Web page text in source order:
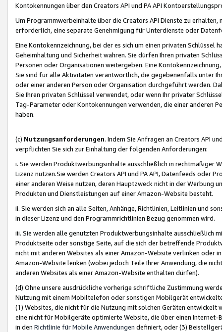
Kontokennungen über den Creators API und PA API
Um Programmwerbeinhalte über die Creators API Dienste zu
erforderlich, eine separate Genehmigung für Unterdienste oder
Eine Kontokennzeichnung, bei der es sich um einen privaten
Geheimhaltung und Sicherheit wahren. Sie dürfen Ihren privaten
Personen oder Organisationen weitergeben. Eine
Sie sind für alle Aktivitäten verantwortlich, die gegebenenfalls unter
oder einer anderen Person oder Organisation durchgeführt werden.
Sie Ihren privaten Schlüssel verwendet, oder wenn Ihr privater
Tag-Parameter oder Kontokennungen verwenden, die einer anderen
haben.
(c) Nutzungsanforderungen. Indem Sie Anfragen an Creators API
verpflichten Sie sich zur Einhaltung der folgenden Anforderungen:
i. Sie werden Produktwerbungsinhalte ausschließlich in rechtmäßiger
Lizenz nutzen.Sie werden Creators API und PA API, Datenfeeds oder
einer anderen Weise nutzen, deren Hauptzweck nicht in der Werbung
Produkten und Dienstleistungen auf einer Amazon-Website besteht.
ii. Sie werden sich an alle Seiten, Anhänge, Richtlinien, Leitlinien und
in dieser Lizenz und den Programmrichtlinien Bezug genommen wird.
iii. Sie werden alle genutzten Produktwerbungsinhalte ausschließlich
Produktseite oder sonstige Seite, auf die sich der betreffende
nicht mit anderen Websites als einer Amazon-Website verlinken oder
Amazon-Website lenken (wobei jedoch Teile Ihrer Anwendung, die
anderen Websites als einer Amazon-Website enthalten dürfen).
(d) Ohne unsere ausdrückliche vorherige schriftliche Zustimmung
Nutzung mit einem Mobiltelefon oder sonstigen Mobilgerät
(1) Websites, die nicht für die Nutzung mit solchen Geräten
eine nicht für Mobilgeräte optimierte Website, die über einen
in den Richtlinie für Mobile Anwendungen definiert, oder (3)